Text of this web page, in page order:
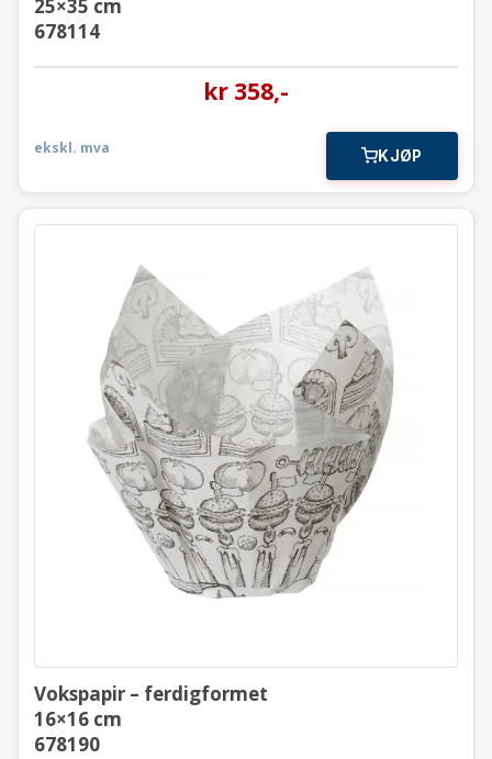
25×35 cm
678114
kr 358,-
ekskl. mva KJØP
Vokspapir – ferdigformet
16×16 cm
678190
Vokspapir – ferdigformet
16×16 cm
678190